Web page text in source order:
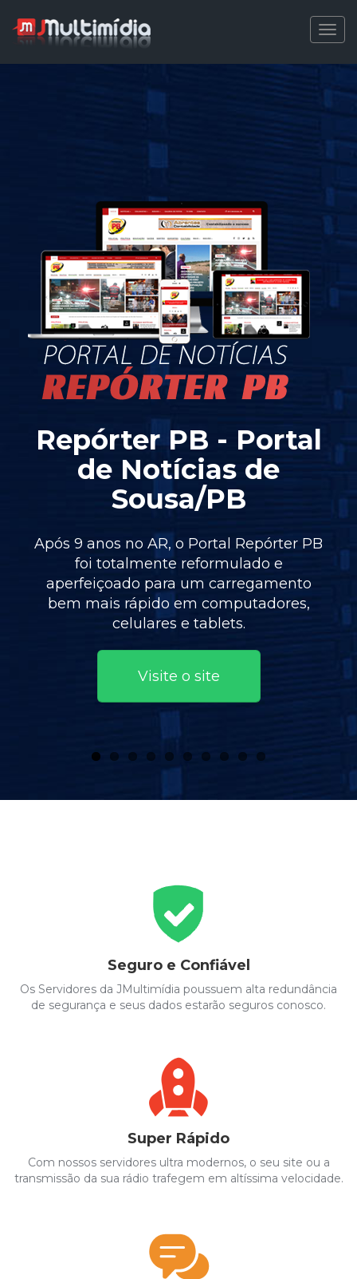
Repórter PB - Portal
de Notícias de
Sousa/PB
Após 9 anos no AR, o Portal Repórter PB
foi totalmente reformulado e
aperfeiçoado para um carregamento
bem mais rápido em computadores,
celulares e tablets.
Visite o site
Seguro e Confiável
Os Servidores da JMultimídia poussuem alta redundância
de segurança e seus dados estarão seguros conosco.
Super Rápido
Com nossos servidores ultra modernos, o seu site ou a
transmissão da sua rádio trafegem em altíssima velocidade.